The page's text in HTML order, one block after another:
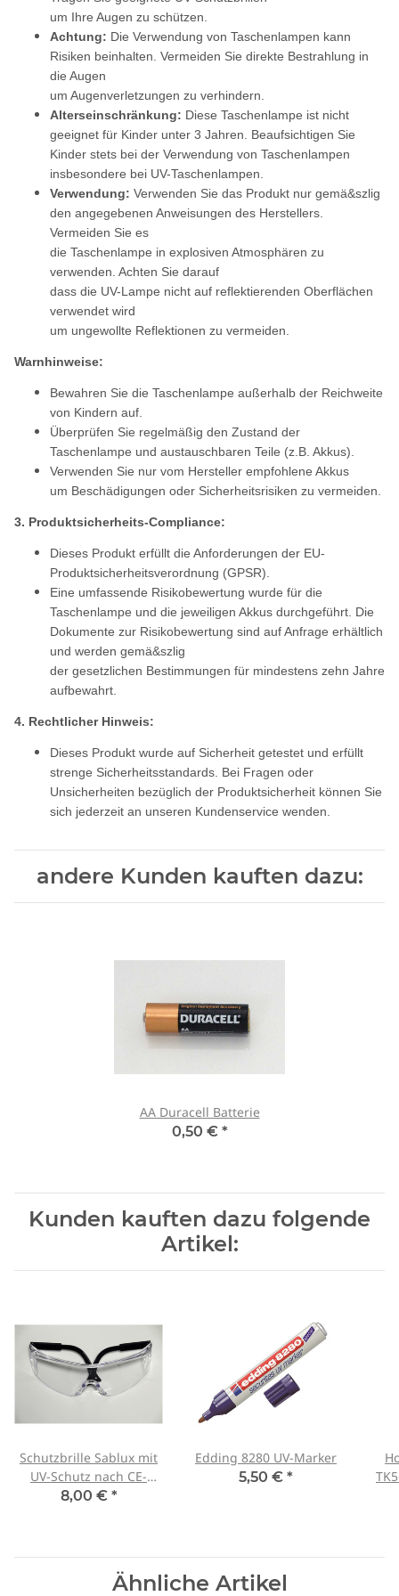
um Ihre Augen zu schützen.
Achtung: Die Verwendung von Taschenlampen kann
Risiken beinhalten. Vermeiden Sie direkte Bestrahlung in
die Augen
um Augenverletzungen zu verhindern.
Alterseinschränkung: Diese Taschenlampe ist nicht
geeignet für Kinder unter 3 Jahren. Beaufsichtigen Sie
Kinder stets bei der Verwendung von Taschenlampen
insbesondere bei UV-Taschenlampen.
Verwendung: Verwenden Sie das Produkt nur gemä&szlig
den angegebenen Anweisungen des Herstellers.
Vermeiden Sie es
die Taschenlampe in explosiven Atmosphären zu
verwenden. Achten Sie darauf
dass die UV-Lampe nicht auf reflektierenden Oberflächen
verwendet wird
um ungewollte Reflektionen zu vermeiden.
Warnhinweise:
Bewahren Sie die Taschenlampe außerhalb der Reichweite
von Kindern auf.
Überprüfen Sie regelmäßig den Zustand der
Taschenlampe und austauschbaren Teile (z.B. Akkus).
Verwenden Sie nur vom Hersteller empfohlene Akkus
um Beschädigungen oder Sicherheitsrisiken zu vermeiden.
3. Produktsicherheits-Compliance:
Dieses Produkt erfüllt die Anforderungen der EU-
Produktsicherheitsverordnung (GPSR).
Eine umfassende Risikobewertung wurde für die
Taschenlampe und die jeweiligen Akkus durchgeführt. Die
Dokumente zur Risikobewertung sind auf Anfrage erhältlich
und werden gemä&szlig
der gesetzlichen Bestimmungen für mindestens zehn Jahre
aufbewahrt.
4. Rechtlicher Hinweis:
Dieses Produkt wurde auf Sicherheit getestet und erfüllt
strenge Sicherheitsstandards. Bei Fragen oder
Unsicherheiten bezüglich der Produktsicherheit können Sie
sich jederzeit an unseren Kundenservice wenden.
andere Kunden kauften dazu:
AA Duracell Batterie
0,50 € *
Kunden kauften dazu folgende
Artikel:
Schutzbrille Sablux mit
UV-Schutz nach CE-
EN166
8,00 € *
Edding 8280 UV-Marker
5,50 € *
Ähnliche Artikel